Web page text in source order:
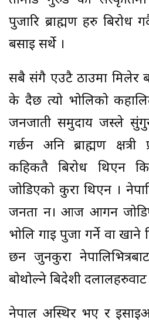
पुजारि ब्राह्मण हरु बिरोध
बसाइ सर्थे ।
सबै संगै एउटै ठाउमा मिलेर
के हुदैछ त्यो भोलिको
जनजाती समुदाय जस्ले
गर्छन अनि ब्राह्मण क्षत्री
कहिकतै बिरोध थिएन
जोडिएको कुरा थिएन ।
जनता हुन। आज आगन
भोलि गाइ पुजा गर्ने वा खाने
छन जुनकुरा
बोथोल्ने बिदेशी
नेपाल अस्थिर भए र